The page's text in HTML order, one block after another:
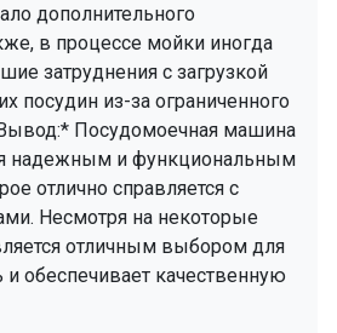
дополнительного
в процессе мойки иногда
затруднения с загрузкой
посудин из-за ограниченного
Посудомоечная машина
надежным и функциональным
отлично справляется с
Несмотря на некоторые
отличным выбором для
обеспечивает качественную